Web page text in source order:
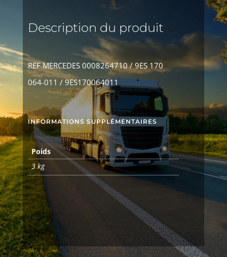
Description du produit
REF MERCEDES 0008264710 / 9ES 170
064-011 / 9ES170064011
INFORMATIONS SUPPLÉMENTAIRES
Poids
3 kg